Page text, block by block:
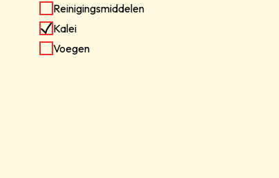
Reinigingsmiddelen
Kalei
Voegen